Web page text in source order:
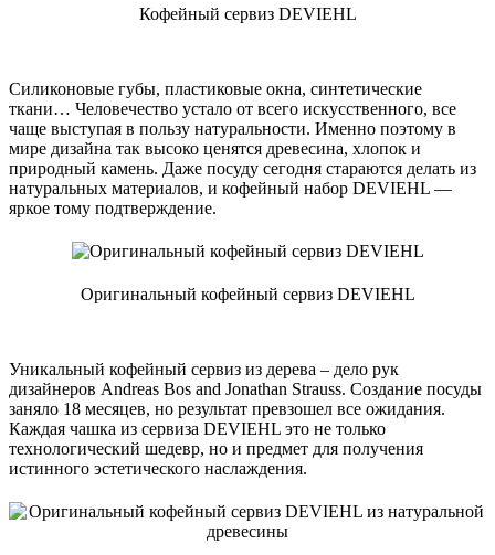
Кофейный сервиз DEVIEHL
Силиконовые губы, пластиковые окна, синтетические
ткани… Человечество устало от всего искусственного, все
чаще выступая в пользу натуральности. Именно поэтому в
мире дизайна так высоко ценятся древесина, хлопок и
природный камень. Даже посуду сегодня стараются делать из
натуральных материалов, и кофейный набор DEVIEHL —
яркое тому подтверждение.
Оригинальный кофейный сервиз DEVIEHL
Уникальный кофейный сервиз из дерева – дело рук
дизайнеров Andreas Bоs and Jonathan Strauss. Создание посуды
заняло 18 месяцев, но результат превзошел все ожидания.
Каждая чашка из сервиза DEVIEHL это не только
технологический шедевр, но и предмет для получения
истинного эстетического наслаждения.